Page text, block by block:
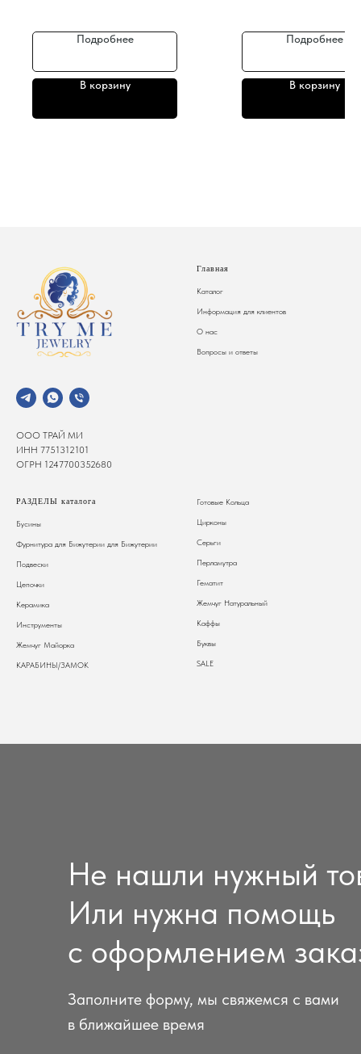
Подробнее
В корзину
Подробнее
В корзину
ООО ТРАЙ МИ
ИНН 7751312101
ОГРН 1247700352680
Главная
Каталог
Информация для клиентов
О нас
Вопросы и ответы
РАЗДЕЛЫ каталога
Бусины
Фурнитура для Бижутерии для Бижутерии
Подвески
Цепочки
Керамика
Инструменты
Жемчуг Майорка
КАРАБИНЫ/ЗАМОК
Готовые Кольца
Цирконы
Серьги
Перламутра
Гематит
Жемчуг Натуральный
Каффы
Буквы
SALE
Не нашли нужный
Или нужна помощь
с оформлением
Заполните форму, мы свяжемся с вами
в ближайшее время